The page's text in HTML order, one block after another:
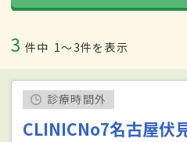
3 件中 1〜3件を表示
診療時間外
CLINICNo7名古屋伏